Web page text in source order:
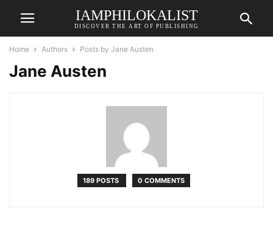
IAMPHILOKALIST
DISCOVER THE ART OF PUBLISHING
Home Authors Posts by Jane Austen
Jane Austen
189 POSTS 0 COMMENTS